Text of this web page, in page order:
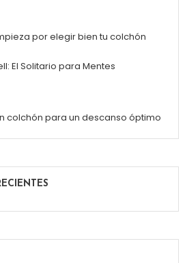
por elegir bien tu colchón
El Solitario para Mentes
colchón para un descanso óptimo